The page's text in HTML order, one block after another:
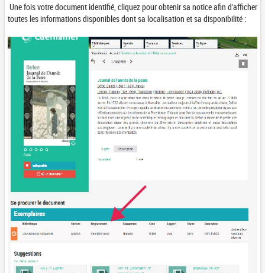
Une fois votre document identifié, cliquez pour obtenir sa notice afin d'afficher
toutes les informations disponibles dont sa localisation et sa disponibilité :